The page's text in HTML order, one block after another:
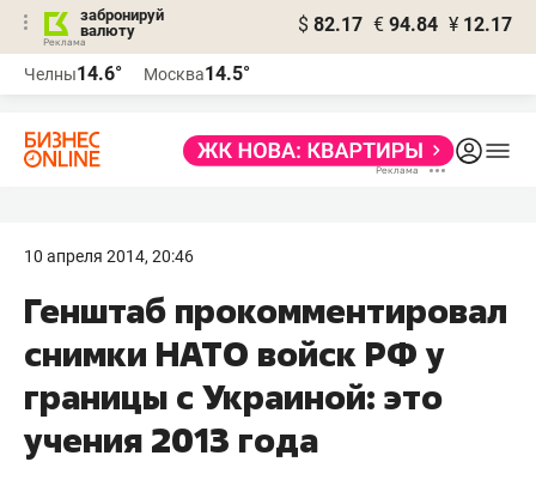
забронируй
валюту
$ 82.17 € 94.84 ¥ 12.17
Челны14.6° Москва14.5°
10 апреля 2014, 20:46
Генштаб прокомментировал
снимки НАТО войск РФ у
границы с Украиной: это
учения 2013 года